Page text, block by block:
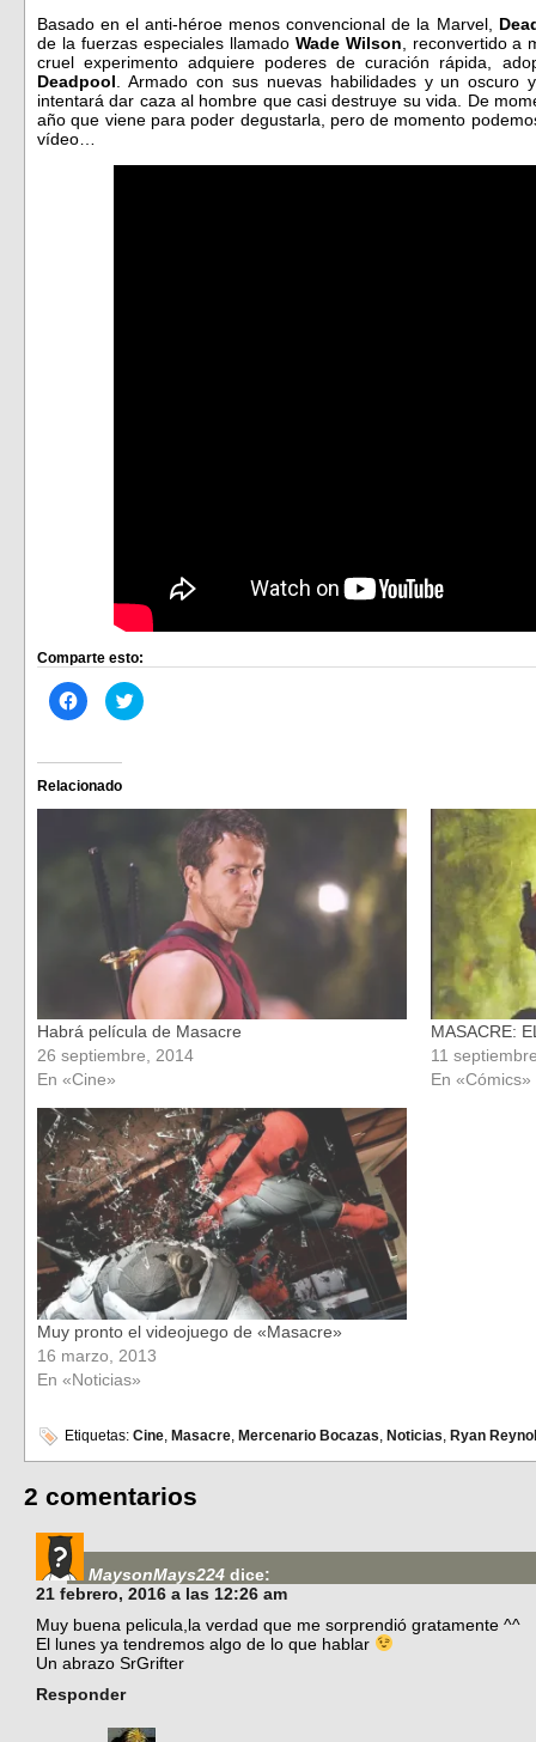
Basado en el anti-héroe menos convencional de la Marvel,
de la fuerzas especiales llamado Wade Wilson , reconvertido a
cruel experimento adquiere poderes de curación rápida,
Deadpool . Armado con sus nuevas habilidades y un oscuro
intentará dar caza al hombre que casi destruye su vida. De
año que viene para poder degustarla, pero de momento
vídeo…
Comparte esto:
Haz
clic
Facebook
(Se
abre
en
nueva)
Haz
clic
en
ventana
nueva)
Relacionado
Habrá película de Masacre
26 septiembre, 2014
En «Cine»
MASACRE:
11
En «Cómics»
Muy pronto el videojuego de «Masacre»
16 marzo, 2013
En «Noticias»
Etiquetas: Cine, Masacre, Mercenario Bocazas, Noticias, Ryan
2 comentarios
MaysonMays224 dice:
21 febrero, 2016 a las 12:26 am
Muy buena pelicula,la verdad que me sorprendió gratamente ^^
El lunes ya tendremos algo de lo que hablar
Un abrazo SrGrifter
Responder